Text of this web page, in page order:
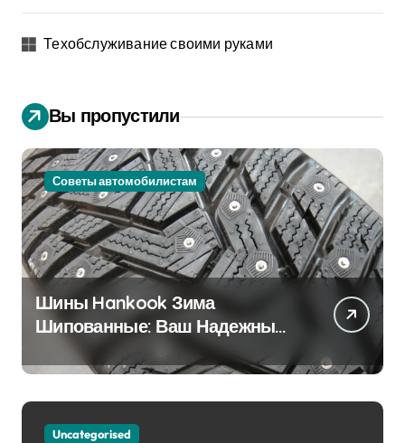
Техобслуживание своими руками
Вы пропустили
Советы автомобилистам
Шины Hankook Зима
Шипованные: Ваш Надежный
Партнёр на Снежных Дорогах
Uncategorised